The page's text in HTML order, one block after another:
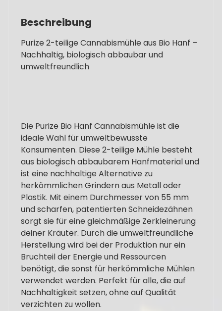
Beschreibung
Purize 2-teilige Cannabismühle aus Bio Hanf –
Nachhaltig, biologisch abbaubar und
umweltfreundlich
Die Purize Bio Hanf Cannabismühle ist die
ideale Wahl für umweltbewusste
Konsumenten. Diese 2-teilige Mühle besteht
aus biologisch abbaubarem Hanfmaterial und
ist eine nachhaltige Alternative zu
herkömmlichen Grindern aus Metall oder
Plastik. Mit einem Durchmesser von 55 mm
und scharfen, patentierten Schneidezähnen
sorgt sie für eine gleichmäßige Zerkleinerung
deiner Kräuter. Durch die umweltfreundliche
Herstellung wird bei der Produktion nur ein
Bruchteil der Energie und Ressourcen
benötigt, die sonst für herkömmliche Mühlen
verwendet werden. Perfekt für alle, die auf
Nachhaltigkeit setzen, ohne auf Qualität
verzichten zu wollen.